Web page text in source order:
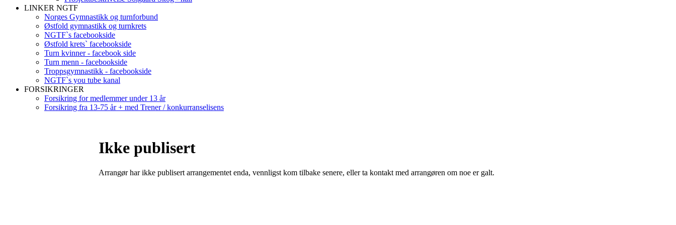
LINKER NGTF
Norges Gymnastikk og turnforbund
Østfold gymnastikk og turnkrets
NGTF`s facebookside
Østfold krets` facebookside
Turn kvinner - facebook side
Turn menn - facebookside
Troppsgymnastikk - facebookside
NGTF`s you tube kanal
FORSIKRINGER
Forsikring for medlemmer under 13 år
Forsikring fra 13-75 år + med Trener / konkurranselisens
Ikke publisert
Arrangør har ikke publisert arrangementet enda, vennligst kom tilbake senere, eller ta kontakt med arrangøren om noe er galt.